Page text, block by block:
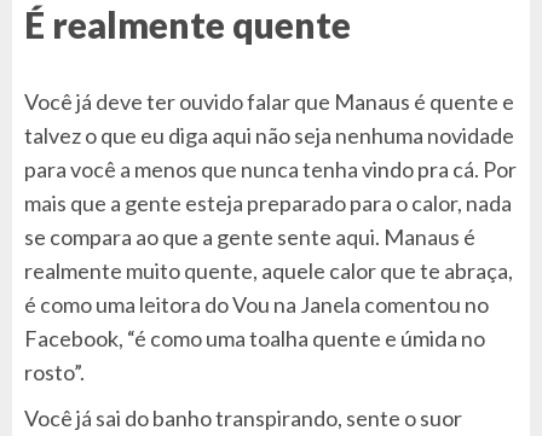
É realmente quente
Você já deve ter ouvido falar que Manaus é quente e
talvez o que eu diga aqui não seja nenhuma novidade
para você a menos que nunca tenha vindo pra cá. Por
mais que a gente esteja preparado para o calor, nada
se compara ao que a gente sente aqui. Manaus é
realmente muito quente, aquele calor que te abraça,
é como uma leitora do Vou na Janela comentou no
Facebook, “é como uma toalha quente e úmida no
rosto”.
Você já sai do banho transpirando, sente o suor